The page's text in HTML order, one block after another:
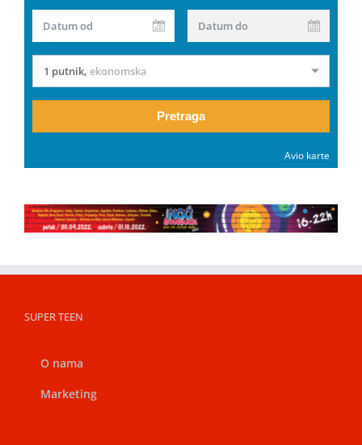
Datum od Datum do
1 putnik, ekonomska
Pretraga
Avio karte
SUPER TEEN
O nama
Marketing